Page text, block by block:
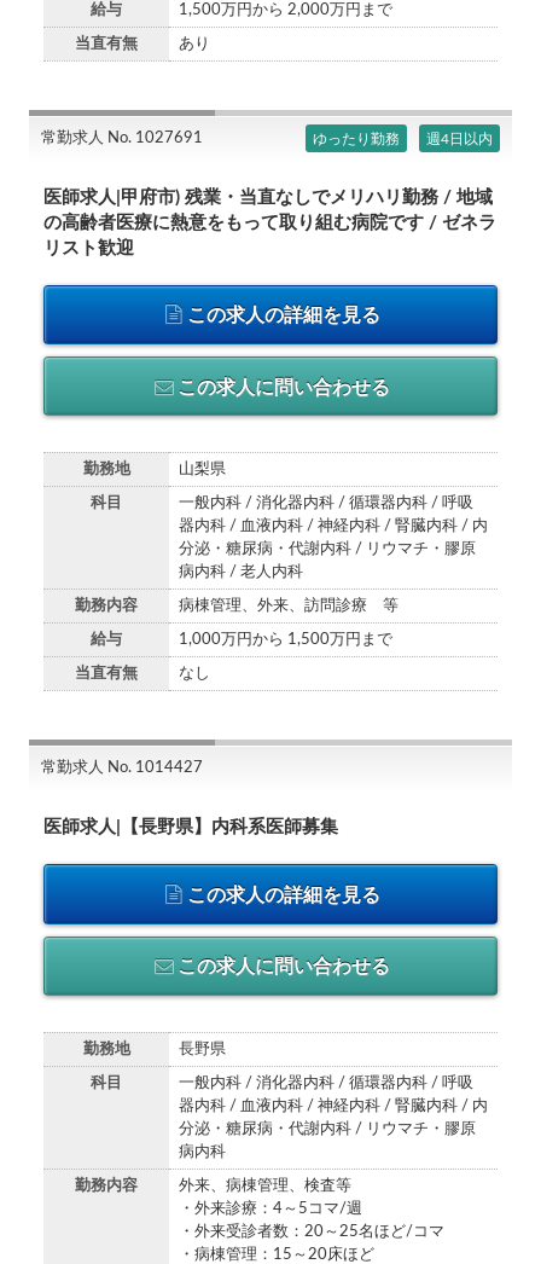
給与 1,500万円から 2,000万円まで
当直有無 あり
常勤求人 No. 1027691 ゆったり勤務 週4日以内
医師求人|甲府市) 残業・当直なしでメリハリ勤務 / 地域
の高齢者医療に熱意をもって取り組む病院です / ゼネラ
リスト歓迎
この求人の詳細を見る
この求人に問い合わせる
勤務地 山梨県
科目
一般内科 / 消化器内科 / 循環器内科 / 呼吸
器内科 / 血液内科 / 神経内科 / 腎臓内科 / 内
分泌・糖尿病・代謝内科 / リウマチ・膠原
病内科 / 老人内科
勤務内容 病棟管理、外来、訪問診療 等
給与 1,000万円から 1,500万円まで
当直有無 なし
常勤求人 No. 1014427
医師求人|【長野県】内科系医師募集
この求人の詳細を見る
この求人に問い合わせる
勤務地 長野県
科目
一般内科 / 消化器内科 / 循環器内科 / 呼吸
器内科 / 血液内科 / 神経内科 / 腎臓内科 / 内
分泌・糖尿病・代謝内科 / リウマチ・膠原
病内科
勤務内容
外来、病棟管理、検査等
・外来診療：4～5コマ/週
・外来受診者数：20～25名ほど/コマ
・病棟管理：15～20床ほど